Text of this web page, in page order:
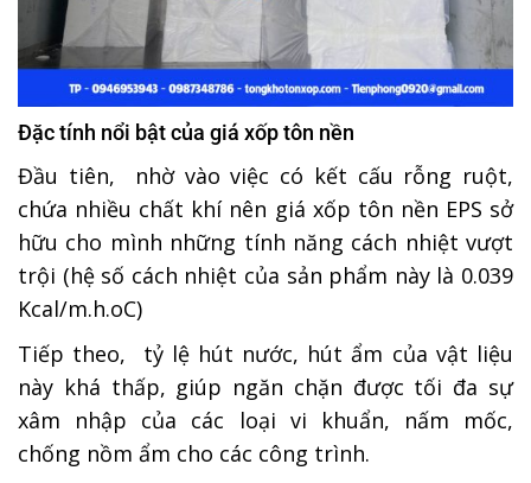
Đặc tính nổi bật của giá xốp tôn nền
Đầu tiên, nhờ vào việc có kết cấu rỗng ruột,
chứa nhiều chất khí nên giá xốp tôn nền EPS sở
hữu cho mình những tính năng cách nhiệt vượt
trội (hệ số cách nhiệt của sản phẩm này là 0.039
Kcal/m.h.oC)
Tiếp theo, tỷ lệ hút nước, hút ẩm của vật liệu
này khá thấp, giúp ngăn chặn được tối đa sự
xâm nhập của các loại vi khuẩn, nấm mốc,
chống nồm ẩm cho các công trình.